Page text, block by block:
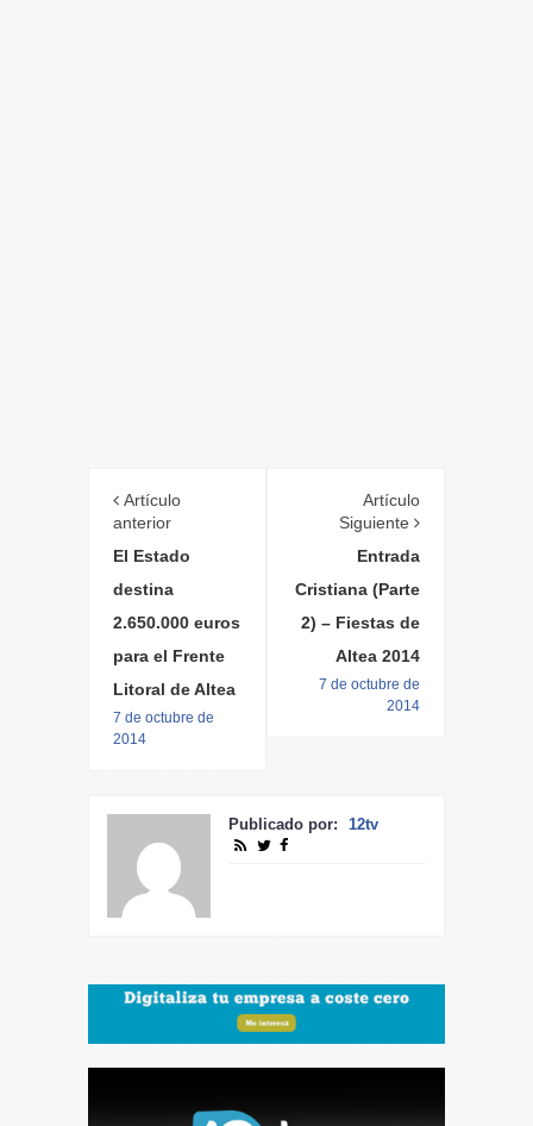
Artículo
anterior
El Estado
destina
2.650.000 euros
para el Frente
Litoral de Altea
7 de octubre de
2014
Artículo
Siguiente
Entrada
Cristiana (Parte
2) – Fiestas de
Altea 2014
7 de octubre de
2014
Publicado por: 12tv